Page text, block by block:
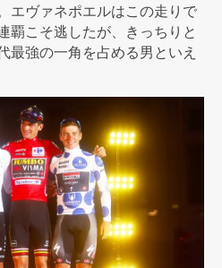
エヴァネポエルはこの走りで
覇こそ逃したが、きっちりと
最強の一角を占める男といえ